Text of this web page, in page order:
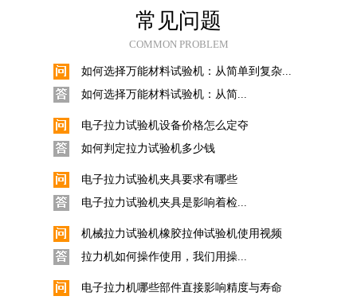
常见问题
COMMON PROBLEM
橡胶比重计密度计与密度测试仪操作使用...
橡胶比重计密度计与密度测试仪...